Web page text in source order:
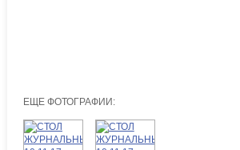
ЕЩЕ ФОТОГРАФИИ: